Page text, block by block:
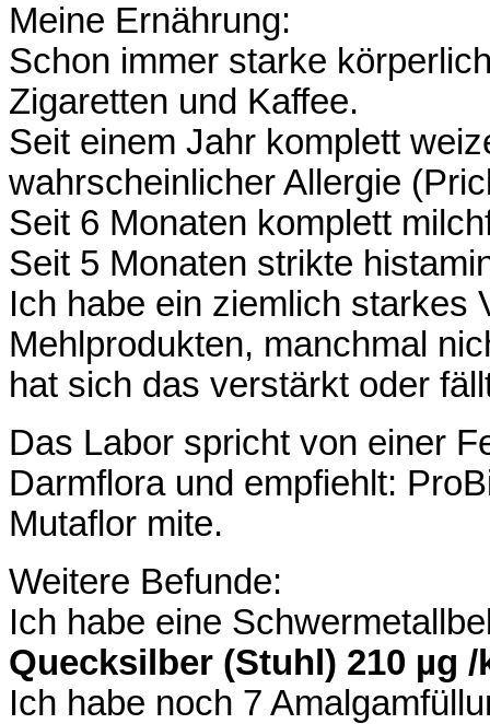
Meine Ernährung:
Schon immer starke
Zigaretten und Kaffee.
Seit einem Jahr komplett
wahrscheinlicher Allergie
Seit 6 Monaten komplett
Seit 5 Monaten strikte
Ich habe ein ziemlich starkes
Mehlprodukten, manchmal
hat sich das verstärkt oder
Das Labor spricht von einer
Darmflora und empfiehlt:
Mutaflor mite.
Weitere Befunde:
Ich habe eine
Quecksilber (Stuhl) 210 µg /
Ich habe noch 7